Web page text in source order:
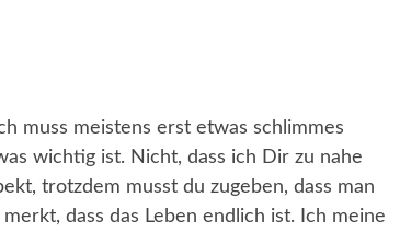
muss meistens erst etwas schlimmes
wichtig ist. Nicht, dass ich Dir zu nahe
trotzdem musst du zugeben, dass man
dass das Leben endlich ist. Ich meine